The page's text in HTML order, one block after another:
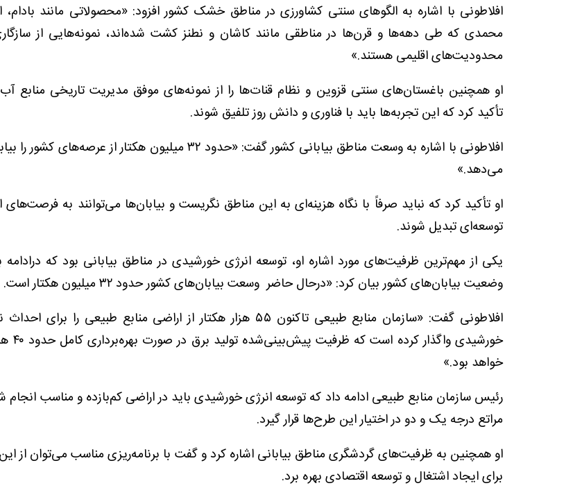
افلاطونی با اشاره به الگوهای سنتی کشاورزی در مناطق خشک کشور افزود: «محصولاتی مانند بادام،
محمدی که طی دهه‌ها و قرن‌ها در مناطقی مانند کاشان و نطنز کشت شده‌اند، نمونه‌هایی از
محدودیت‌های اقلیمی هستند.»
او همچنین باغستان‌های سنتی قزوین و نظام قنات‌ها را از نمونه‌های موفق مدیریت تاریخی منابع
تأکید کرد که این تجربه‌ها باید با فناوری و دانش روز تلفیق شوند.
افلاطونی با اشاره به وسعت مناطق بیابانی کشور گفت: «حدود ۳۲ میلیون هکتار از
می‌دهد.»
او تأکید کرد که نباید صرفاً با نگاه هزینه‌ای به این مناطق نگریست و بیابان‌ها می‌توانند به
توسعه‌ای تبدیل شوند.
یکی از مهم‌ترین ظرفیت‌های مورد اشاره او، توسعه انرژی خورشیدی در مناطق بیابانی بود که درادامه
وضعیت بیابان‌های کشور بیان کرد: «درحال حاضر وسعت بیابان‌های کشور حدود ۳۲ میلیون هکتار است.
افلاطونی گفت: «سازمان منابع طبیعی تاکنون ۵۵ هزار هکتار از اراضی منابع طبیعی را
خورشیدی
خواهد بود.»
رئیس سازمان منابع طبیعی ادامه داد که توسعه انرژی خورشیدی باید در اراضی کم‌بازده و مناسب انجام
مراتع درجه یک و دو در اختیار این طرح‌ها قرار گیرد.
او همچنین به ظرفیت‌های گردشگری مناطق بیابانی اشاره کرد و گفت با برنامه‌ریزی مناسب می‌توان از
برای ایجاد اشتغال و توسعه اقتصادی بهره برد.